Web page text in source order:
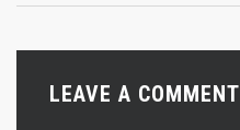
LEAVE A COMMENT